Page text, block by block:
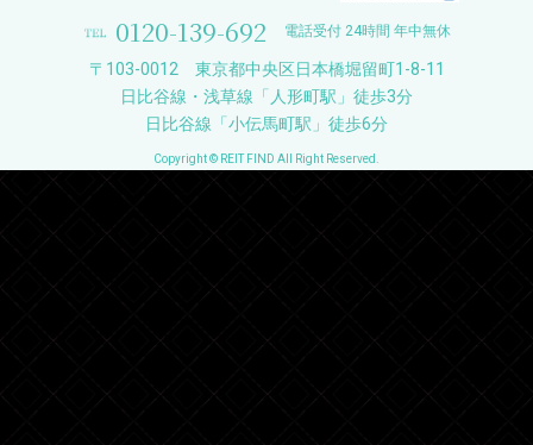
0120-139-692 電話受付 24時間 年中無休
〒103-0012 東京都中央区日本橋堀留町1-8-11
日比谷線・浅草線「人形町駅」徒歩3分
日比谷線「小伝馬町駅」徒歩6分
Copyright © REIT FIND All Right Reserved.